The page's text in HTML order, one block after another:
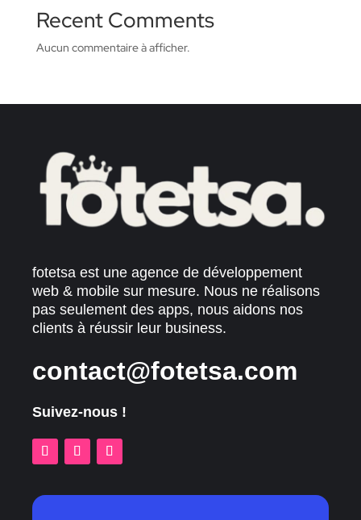
Recent Comments
Aucun commentaire à afficher.
fotetsa est une agence de développement
web & mobile sur mesure. Nous ne réalisons
pas seulement des apps, nous aidons nos
clients à réussir leur business.
contact@fotetsa.com
Suivez-nous !